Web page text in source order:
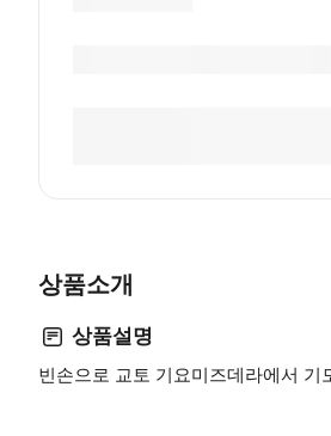
상품소개
상품설명
빈손으로 교토 기요미즈데라에서